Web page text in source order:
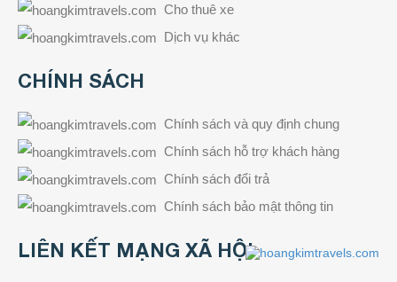
Cho thuê xe
Dịch vụ khác
CHÍNH SÁCH
Chính sách và quy định chung
Chính sách hỗ trợ khách hàng
Chính sách đổi trả
Chính sách bảo mật thông tin
LIÊN KẾT MẠNG XÃ HỘI